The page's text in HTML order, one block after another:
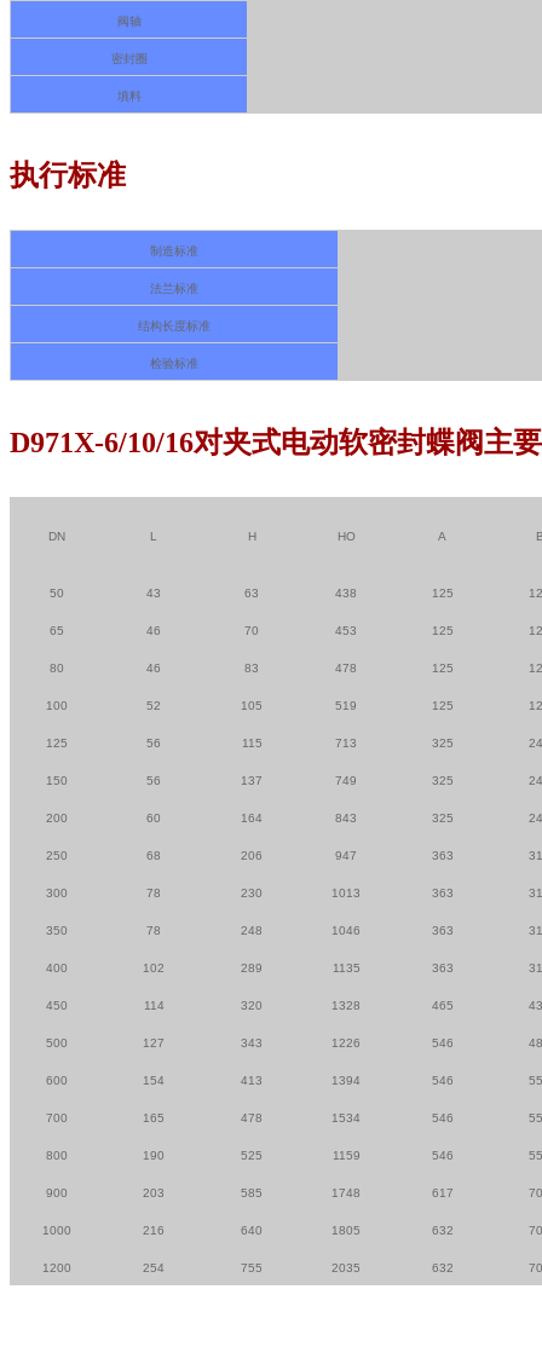
阀轴
密封圈
填料
执行标准
制造标准
法兰标准
结构长度标准
检验标准
D971X-6/10/16对夹式电动软密封蝶阀主
DN L H HO A
50 43 63 438 125
65 46 70 453 125
80 46 83 478 125
100 52 105 519 125
125 56 115 713 325
150 56 137 749 325
200 60 164 843 325
250 68 206 947 363
300 78 230 1013 363
350 78 248 1046 363
400 102 289 1135 363
450 114 320 1328 465
500 127 343 1226 546
600 154 413 1394 546
700 165 478 1534 546
800 190 525 1159 546
900 203 585 1748 617
1000 216 640 1805 632
1200 254 755 2035 632